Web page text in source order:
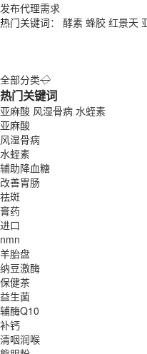
发布代理需求
热门关键词： 酵素 蜂胶 红景天
全部分类◇
热门关键词
亚麻酸 风湿骨病 水蛭素
亚麻酸
风湿骨病
水蛭素
辅助降血糖
改善胃肠
祛斑
膏药
进口
nmn
羊胎盘
纳豆激酶
保健茶
益生菌
辅酶Q10
补钙
清咽润喉